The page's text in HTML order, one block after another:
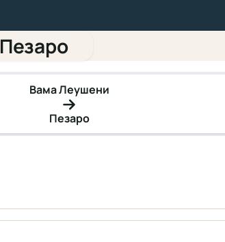
Пезаро
Вама Леушени
Пезаро